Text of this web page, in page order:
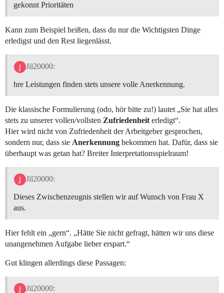
gekonnt Prioritäten
Kann zum Beispiel heißen, dass du nur die Wichtigsten Dinge
erledigst und den Rest liegenlässt.
Jil20000:
hre Leistungen finden stets unsere volle Anerkennung.
Die klassische Formulierung (odo, hör bitte zu!) lautet „Sie hat alles
stets zu unserer vollen/vollsten Zufriedenheit erledigt“.
Hier wird nicht von Zufriedenheit der Arbeitgeber gesprochen,
sondern nur, dass sie Anerkennung bekommen hat. Dafür, dass sie
überhaupt was getan hat? Breiter Interpretationsspielraum!
Jil20000:
Dieses Zwischenzeugnis stellen wir auf Wunsch von Frau X
aus.
Hier fehlt ein „gern“. „Hätte Sie nicht gefragt, hätten wir uns diese
unangenehmen Aufgabe lieber erspart.“
Gut klingen allerdings diese Passagen:
Jil20000: